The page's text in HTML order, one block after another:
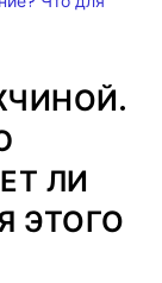
ЛИ
ЭТОГО